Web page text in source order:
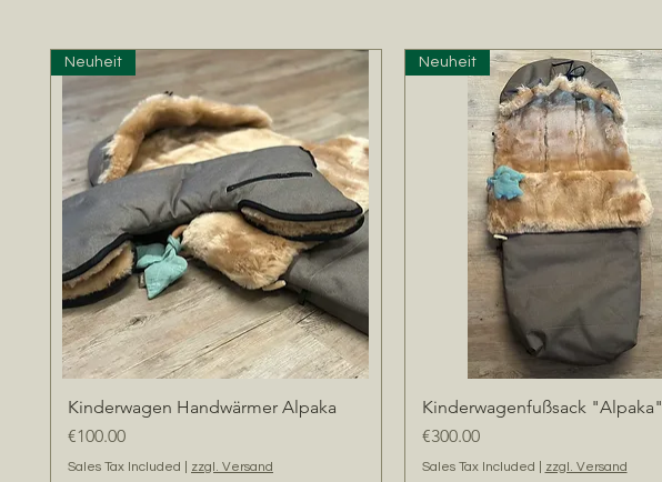
Quick View
Neuheit
Kinderwagen Handwärmer Alpaka
Price
€100.00
Sales Tax Included zzgl. Versand
Quick View
Neuheit
Kinderwagenfußsack "Alpaka"
Price
€300.00
Sales Tax Included zzgl. Versand